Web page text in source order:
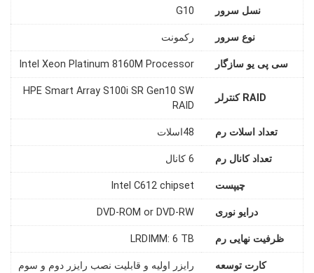
نسل سرور G10
نوع سرور رکمونت
سی پی یو سازگار Intel Xeon Platinum 8160M Processor
RAID کنترلر
HPE Smart Array S100i SR Gen10 SW
RAID
تعداد اسلات رم 48اسلات
تعداد کانال رم 6 کانال
چیپست Intel C612 chipset
درایو نوری DVD-ROM or DVD-RW
ظرفیت نهایی رم LRDIMM: 6 TB
کارت توسعه رایزر اولیه و قابلیت نصب رایزر دوم و سوم